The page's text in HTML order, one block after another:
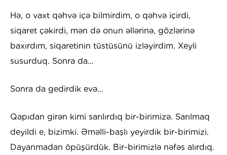
Hə, o vaxt qəhvə içə bilmirdim, o qəhvə içirdi,
siqaret çəkirdi, mən də onun əllərinə, gözlərinə
baxırdım, siqaretinin tüstüsünü izləyirdim. Xeyli
susurduq. Sonra da…
Sonra da gedirdik evə…
Qapıdan girən kimi sarılırdıq bir-birimizə. Sarılmaq
deyildi e, bizimki. Əməlli-başlı yeyirdik bir-birimizi.
Dayanmadan öpüşürdük. Bir-birimizlə nəfəs alırdıq.